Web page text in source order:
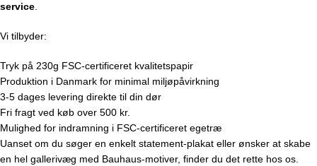
service
Vi tilbyder:
Tryk på 230g FSC-certificeret kvalitetspapir
Produktion i Danmark for minimal miljøpåvirkning
3-5 dages levering direkte til din dør
Fri fragt ved køb over 500 kr.
Mulighed for indramning i FSC-certificeret egetræ
Uanset om du søger en enkelt statement-plakat eller ønsker at skabe
en hel gallerivæg med Bauhaus-motiver, finder du det rette hos os.